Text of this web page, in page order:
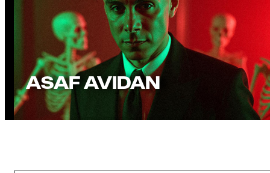
ASAF AVIDAN
BILLETTERIE OUVERTE